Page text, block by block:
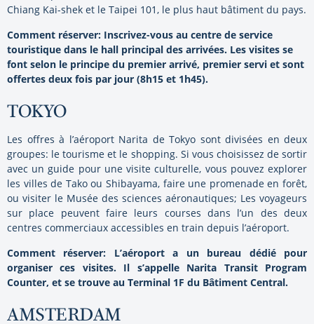
Chiang Kai-shek et le Taipei 101, le plus haut bâtiment du pays.
Comment réserver: Inscrivez-vous au centre de service
touristique dans le hall principal des arrivées. Les visites se
font selon le principe du premier arrivé, premier servi et sont
offertes deux fois par jour (8h15 et 1h45).
TOKYO
Les offres à l’aéroport Narita de Tokyo sont divisées en deux
groupes: le tourisme et le shopping. Si vous choisissez de sortir
avec un guide pour une visite culturelle, vous pouvez explorer
les villes de Tako ou Shibayama, faire une promenade en forêt,
ou visiter le Musée des sciences aéronautiques; Les voyageurs
sur place peuvent faire leurs courses dans l’un des deux
centres commerciaux accessibles en train depuis l’aéroport.
Comment réserver: L’aéroport a un bureau dédié pour
organiser ces visites. Il s’appelle Narita Transit Program
Counter, et se trouve au Terminal 1F du Bâtiment Central.
AMSTERDAM